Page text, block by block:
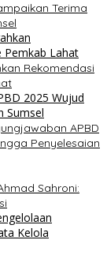
Terima
Rekomendasi
APBD
Penyelesaian
Sahroni: